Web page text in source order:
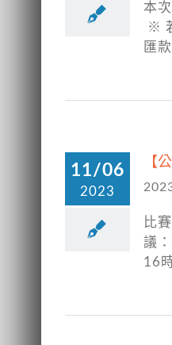
本
※
匯
11/06
2023
【
比
議
16